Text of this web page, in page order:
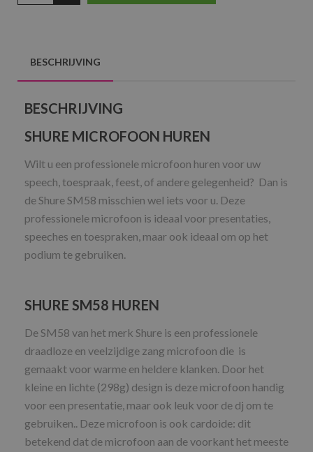
BESCHRIJVING
BESCHRIJVING
SHURE MICROFOON HUREN
Wilt u een professionele microfoon huren voor uw
speech, toespraak, feest, of andere gelegenheid? Dan is
de Shure SM58 misschien wel iets voor u. Deze
professionele microfoon is ideaal voor presentaties,
speeches en toespraken, maar ook ideaal om op het
podium te gebruiken.
SHURE SM58 HUREN
De SM58 van het merk Shure is een professionele
draadloze en veelzijdige zang microfoon die is
gemaakt voor warme en heldere klanken. Door het
kleine en lichte (298g) design is deze microfoon handig
voor een presentatie, maar ook leuk voor de dj om te
gebruiken.. Deze microfoon is ook cardoide: dit
betekend dat de microfoon aan de voorkant het meeste